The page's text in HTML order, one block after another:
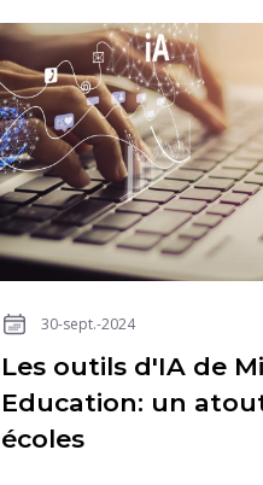
30-sept.-2024
Les outils d'IA de
Education: un
écoles